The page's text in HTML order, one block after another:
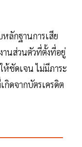
ลักฐานการเสีย
านส่วนตัวที่ตั้งที่อยู่
ชัดเจน ไม่มีภาระ
ดจากบัตรเครดิต